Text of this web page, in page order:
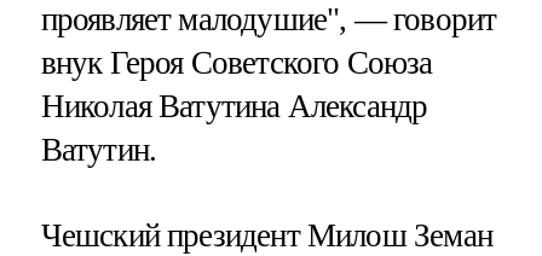
проявляет малодушие", — говорит
внук Героя Советского Союза
Николая Ватутина Александр
Ватутин.
Чешский президент Милош Земан